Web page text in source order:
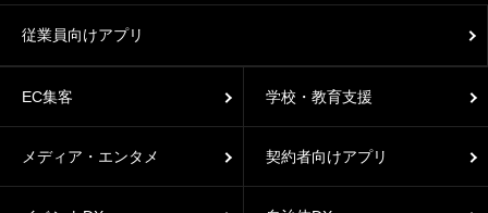
従業員向けアプリ
EC集客 学校・教育支援
メディア・エンタメ 契約者向けアプリ